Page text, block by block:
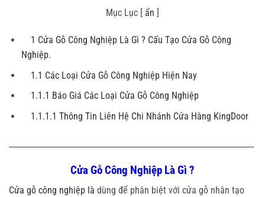
Mục Lục [ ẩn ]
1 Cửa Gỗ Công Nghiệp Là Gì ? Cấu Tạo Cửa Gỗ Công
Nghiệp.
1.1 Các Loại Cửa Gỗ Công Nghiệp Hiện Nay
1.1.1 Báo Giá Các Loại Cửa Gỗ Công Nghiệp
1.1.1.1 Thông Tin Liên Hệ Chi Nhánh Cửa Hàng KingDoor
Cửa Gỗ Công Nghiệp Là Gì ?
Cửa gỗ công nghiệp là dùng để phân biệt với cửa gỗ nhân tạo